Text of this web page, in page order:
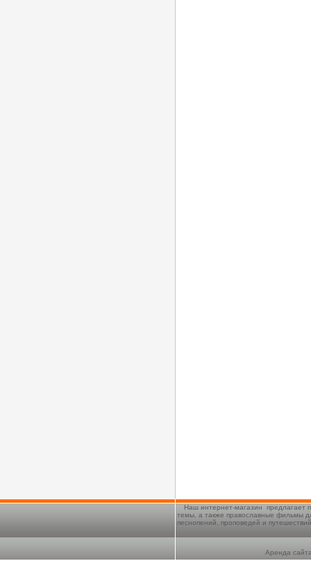
Наш интернет-магазин предлагает
темы, а также православные фильмы
песнопений, проповедей и
Аренда